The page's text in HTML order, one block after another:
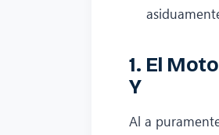
1. El
Y
Al a